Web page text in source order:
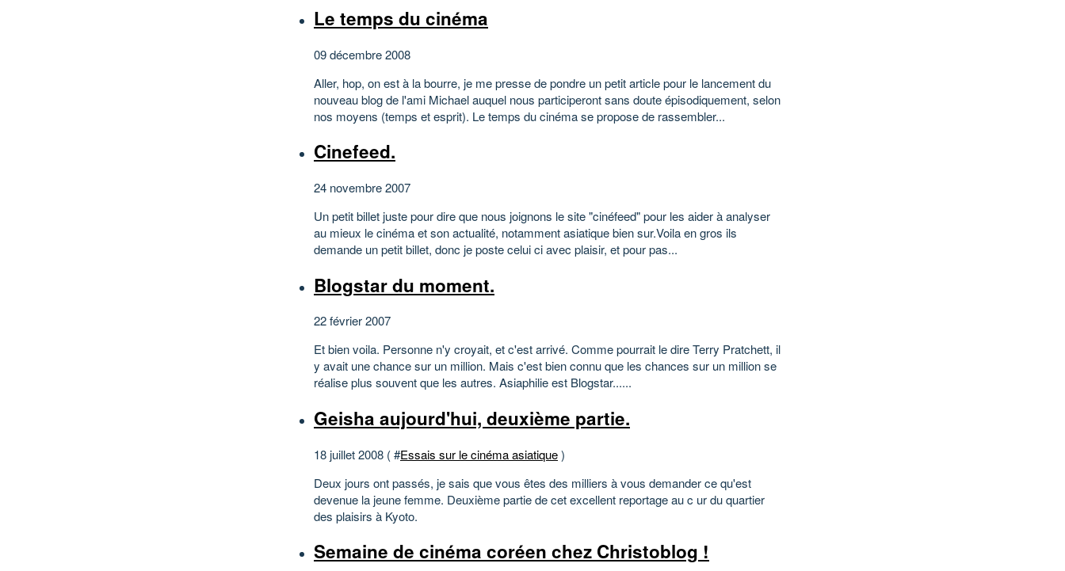
Le temps du cinéma
09 décembre 2008
Aller, hop, on est à la bourre, je me presse de pondre un petit article pour le lancement du
nouveau blog de l'ami Michael auquel nous participeront sans doute épisodiquement, selon
nos moyens (temps et esprit). Le temps du cinéma se propose de rassembler...
Cinefeed.
24 novembre 2007
Un petit billet juste pour dire que nous joignons le site "cinéfeed" pour les aider à analyser
au mieux le cinéma et son actualité, notamment asiatique bien sur.Voila en gros ils
demande un petit billet, donc je poste celui ci avec plaisir, et pour pas...
Blogstar du moment.
22 février 2007
Et bien voila. Personne n'y croyait, et c'est arrivé. Comme pourrait le dire Terry Pratchett, il
y avait une chance sur un million. Mais c'est bien connu que les chances sur un million se
réalise plus souvent que les autres. Asiaphilie est Blogstar......
Geisha aujourd'hui, deuxième partie.
18 juillet 2008 ( #Essais sur le cinéma asiatique)
Deux jours ont passés, je sais que vous êtes des milliers à vous demander ce qu'est
devenue la jeune femme. Deuxième partie de cet excellent reportage au c ur du quartier
des plaisirs à Kyoto.
Semaine de cinéma coréen chez Christoblog !